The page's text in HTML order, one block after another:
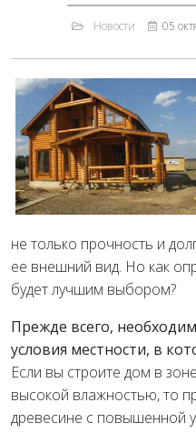
Новости 05
не только прочность и
ее внешний вид. Но как
будет лучшим выбором?
Прежде всего,
условия местности, в
Если вы строите дом в
высокой влажностью, то
древесине с повышенной